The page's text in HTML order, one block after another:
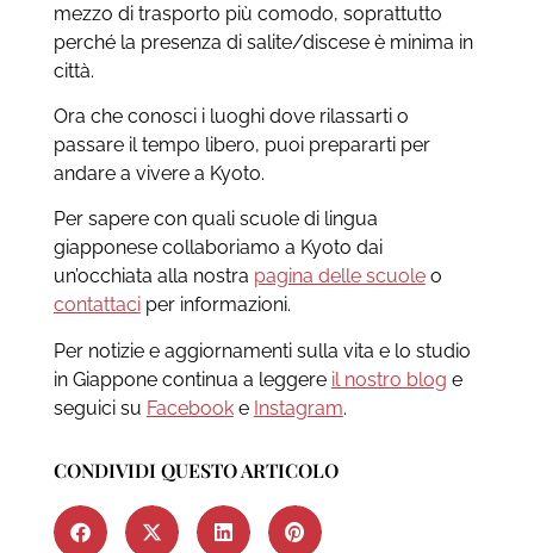
mezzo di trasporto più comodo, soprattutto
perché la presenza di salite/discese è minima in
città.
Ora che conosci i luoghi dove rilassarti o
passare il tempo libero, puoi prepararti per
andare a vivere a Kyoto.
Per sapere con quali scuole di lingua
giapponese collaboriamo a Kyoto dai
un’occhiata alla nostra pagina delle scuoleo
contattaciper informazioni.
Per notizie e aggiornamenti sulla vita e lo studio
in Giappone continua a leggere il nostro blog e
seguici su Facebooke Instagram.
CONDIVIDI QUESTO ARTICOLO